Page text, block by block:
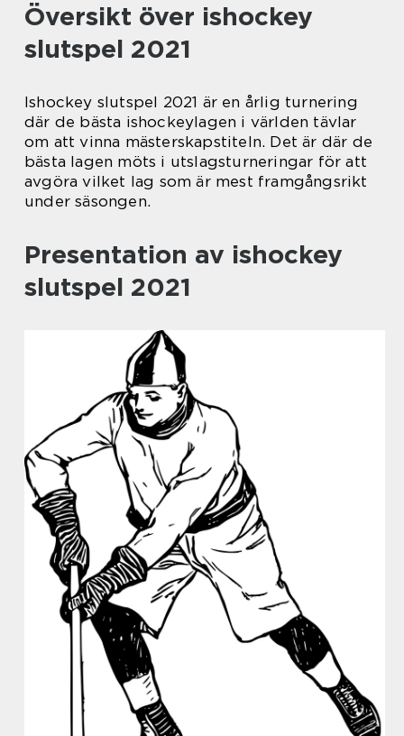
Översikt över ishockey
slutspel 2021
Ishockey slutspel 2021 är en årlig turnering
där de bästa ishockeylagen i världen tävlar
om att vinna mästerskapstiteln. Det är där de
bästa lagen möts i utslagsturneringar för att
avgöra vilket lag som är mest framgångsrikt
under säsongen.
Presentation av ishockey
slutspel 2021